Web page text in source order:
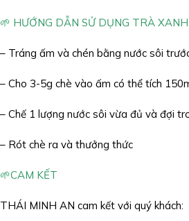
🌱 HƯỚNG DẪN SỬ DỤNG TRÀ
– Tráng ấm và chén bằng nước sôi
– Cho 3-5g chè vào ấm có thể tích
– Chế 1 lượng nước sôi vừa đủ và đợi
– Rót chè ra và thưởng thức
🌱CAM KẾT
THÁI MINH AN cam kết với quý khách: